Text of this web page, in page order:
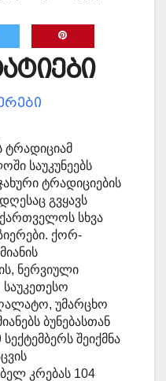
ტრადიციამ
საუკუნეებს
ტრადიციების
გვყავს
სხვა
ქორ-
ნერვიული
საუკეთესო
უმარცხო
ბუნებასთან
შეიქმნა
კრებას 104